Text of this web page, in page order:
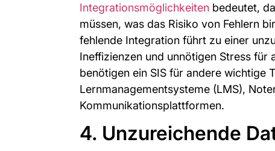
Integrationsmöglichkeiten bedeutet,
müssen, was das Risiko von Fehlern
fehlende Integration führt zu einer
Ineffizienzen und unnötigen Stress für
benötigen ein SIS für andere wichtige
Lernmanagementsysteme (LMS),
Kommunikationsplattformen.
4. Unzureichende